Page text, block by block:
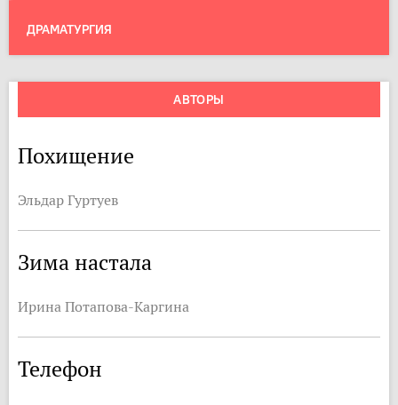
ДРАМАТУРГИЯ
АВТОРЫ
Похищение
Эльдар Гуртуев
Зима настала
Ирина Потапова-Каргина
Телефон